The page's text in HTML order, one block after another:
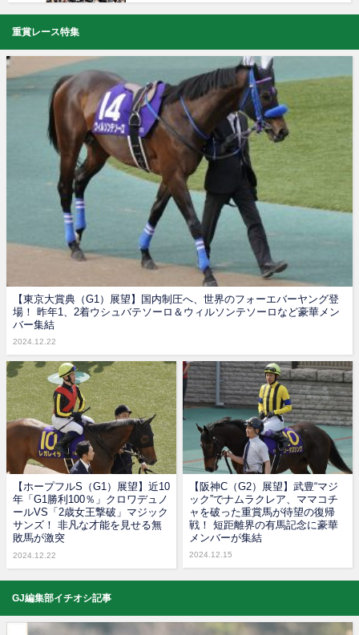
重賞レース特集
【東京大賞典（G1）展望】国内制圧へ、世界のフォーエバーヤング登
場！ 昨年1、2着ウシュバテソーロ＆ウィルソンテソーロなど豪華メン
バー集結
2024.12.22
【ホープフルS（G1）展望】近10
年「G1勝利100％」クロワデュノ
ールVS「2歳女王撃破」マジック
サンズ！ 非凡な才能を見せる無
敗馬が激突
2024.12.22
【阪神C（G2）展望】武豊“マジ
ック”でナムラクレア、ママコチ
ャを破った重賞馬が待望の復帰
戦！ 短距離界の有馬記念に豪華
メンバーが集結
2024.12.15
GJ編集部イチオシ記事